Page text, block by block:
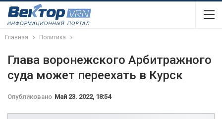
Главная Политика
Глава воронежского Арбитражного
суда может переехать в Курск
Опубликовано Май 23. 2022, 18:54